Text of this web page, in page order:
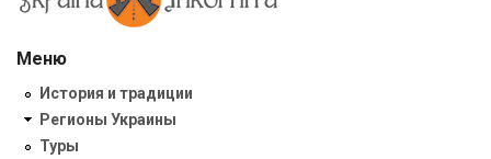
Меню
История и традиции
Регионы Украины
Туры